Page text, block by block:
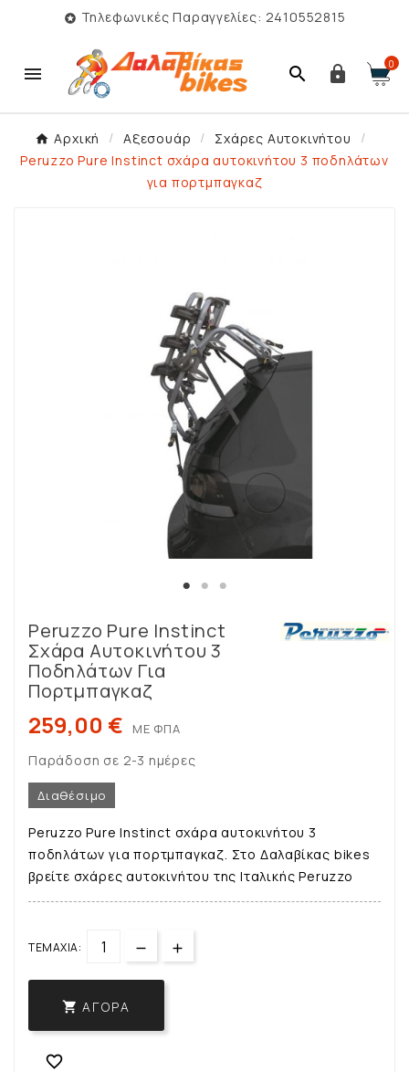
 Τηλεφωνικές Παραγγελίες: 2410552815
   0
Αρχική Αξεσουάρ
Σχάρες Αυτοκινήτου
Peruzzo Pure Instinct σχάρα αυτοκινήτου 3 ποδηλάτων
για πορτμπαγκαζ
Peruzzo Pure Instinct
Σχάρα Αυτοκινήτου 3
Ποδηλάτων Για
Πορτμπαγκαζ
259,00 € ΜΕ ΦΠΑ
Παράδοση σε 2-3 ημέρες
Διαθέσιμο
Peruzzo Pure Instinct σχάρα αυτοκινήτου 3
ποδηλάτων για πορτμπαγκαζ. Στο Δαλαβίκας bikes
βρείτε σχάρες αυτοκινήτου της Ιταλικής Peruzzo
ΤΕΜΆΧΙΑ:
 ΑΓΟΡΆ
